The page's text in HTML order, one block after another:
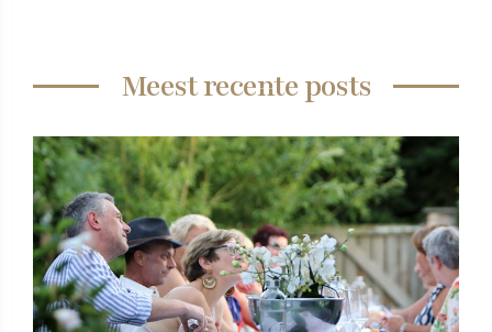
Meest recente posts